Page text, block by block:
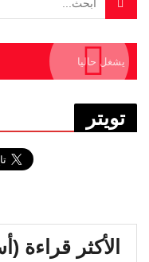
يشغل حاليا
تويتر
الأكثر قراءة